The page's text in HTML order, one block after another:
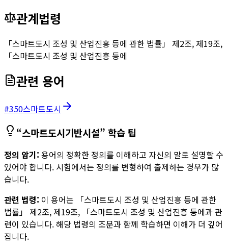
관계법령
「스마트도시 조성 및 산업진흥 등에 관한 법률」 제2조, 제19조,
「스마트도시 조성 및 산업진흥 등에
관련 용어
#350스마트도시
“스마트도시기반시설” 학습 팁
정의 암기: 용어의 정확한 정의를 이해하고 자신의 말로 설명할 수
있어야 합니다. 시험에서는 정의를 변형하여 출제하는 경우가 많
습니다.
관련 법령: 이 용어는
「스마트도시 조성 및 산업진흥 등에 관한
법률」 제2조, 제19조, 「스마트도시 조성 및 산업진흥 등에과 관
련이 있습니다. 해당 법령의 조문과 함께 학습하면 이해가 더 깊어
집니다.